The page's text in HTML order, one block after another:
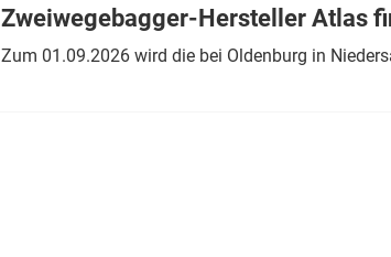
Zweiwegebagger-Hersteller Atlas
Zum 01.09.2026 wird die bei Oldenburg in